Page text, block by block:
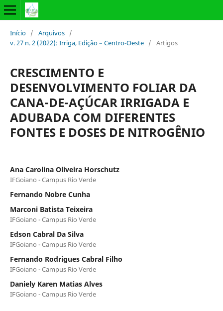
Início / Arquivos /
v. 27 n. 2 (2022): Irriga, Edição – Centro-Oeste / Artigos
CRESCIMENTO E
DESENVOLVIMENTO FOLIAR DA
CANA-DE-AÇÚCAR IRRIGADA E
ADUBADA COM DIFERENTES
FONTES E DOSES DE NITROGÊNIO
Ana Carolina Oliveira Horschutz
IFGoiano - Campus Rio Verde
Fernando Nobre Cunha
Marconi Batista Teixeira
IFGoiano - Campus Rio Verde
Edson Cabral Da Silva
IFGoiano - Campus Rio Verde
Fernando Rodrigues Cabral Filho
IFGoiano - Campus Rio Verde
Daniely Karen Matias Alves
IFGoiano - Campus Rio Verde